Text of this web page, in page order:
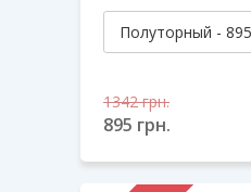
1342грн.
895 грн.